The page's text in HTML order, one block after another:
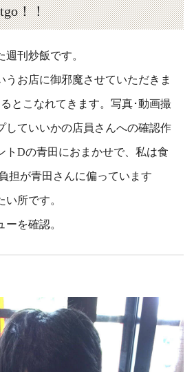
！！
刊炒飯です。
うお店に御邪魔させていただきま
とこなれてきます。写真･動画撮
していいかの店員さんへの確認作
トDの青田におまかせで、私は食
担が青田さんに偏っています
所です。
を確認。